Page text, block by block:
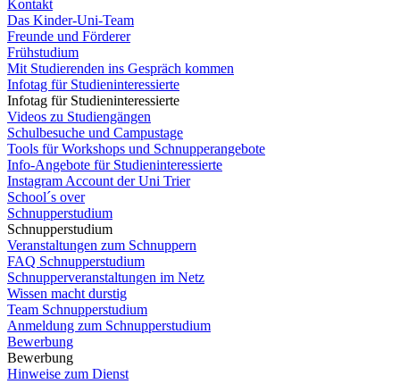
Kontakt
Das Kinder-Uni-Team
Freunde und Förderer
Frühstudium
Mit Studierenden ins Gespräch kommen
Infotag für Studieninteressierte
Infotag für Studieninteressierte
Videos zu Studiengängen
Schulbesuche und Campustage
Tools für Workshops und Schnupperangebote
Info-Angebote für Studieninteressierte
Instagram Account der Uni Trier
School´s over
Schnupperstudium
Schnupperstudium
Veranstaltungen zum Schnuppern
FAQ Schnupperstudium
Schnupperveranstaltungen im Netz
Wissen macht durstig
Team Schnupperstudium
Anmeldung zum Schnupperstudium
Bewerbung
Bewerbung
Hinweise zum Dienst